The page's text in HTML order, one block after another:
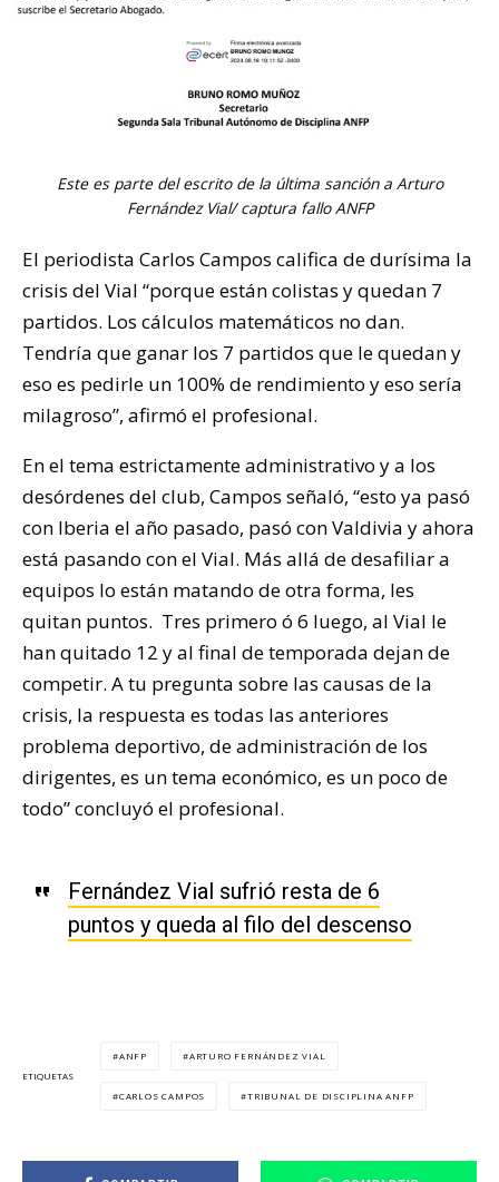
Este es parte del escrito de la última sanción a Arturo
Fernández Vial/ captura fallo ANFP
El periodista Carlos Campos califica de durísima la
crisis del Vial “porque están colistas y quedan 7
partidos. Los cálculos matemáticos no dan.
Tendría que ganar los 7 partidos que le quedan y
eso es pedirle un 100% de rendimiento y eso sería
milagroso”, afirmó el profesional.
En el tema estrictamente administrativo y a los
desórdenes del club, Campos señaló, “esto ya pasó
con Iberia el año pasado, pasó con Valdivia y ahora
está pasando con el Vial. Más allá de desafiliar a
equipos lo están matando de otra forma, les
quitan puntos. Tres primero ó 6 luego, al Vial le
han quitado 12 y al final de temporada dejan de
competir. A tu pregunta sobre las causas de la
crisis, la respuesta es todas las anteriores
problema deportivo, de administración de los
dirigentes, es un tema económico, es un poco de
todo” concluyó el profesional.
Fernández Vial sufrió resta de 6
puntos y queda al filo del descenso
ETIQUETAS
ANFP ARTURO FERNÁNDEZ VIAL
CARLOS CAMPOS TRIBUNAL DE DISCIPLINA ANFP